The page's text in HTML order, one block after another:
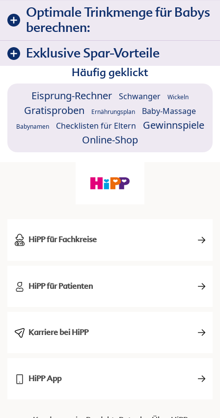
Optimale Trinkmenge für Babys
berechnen:
Exklusive Spar-Vorteile
Häufig geklickt
Eisprung-Rechner Schwanger Wickeln
Gratisproben Ernährungsplan Baby-Massage
Babynamen Checklisten für Eltern
Gewinnspiele
Online-Shop
HiPP für Fachkreise
HiPP für Patienten
Karriere bei HiPP
HiPP App